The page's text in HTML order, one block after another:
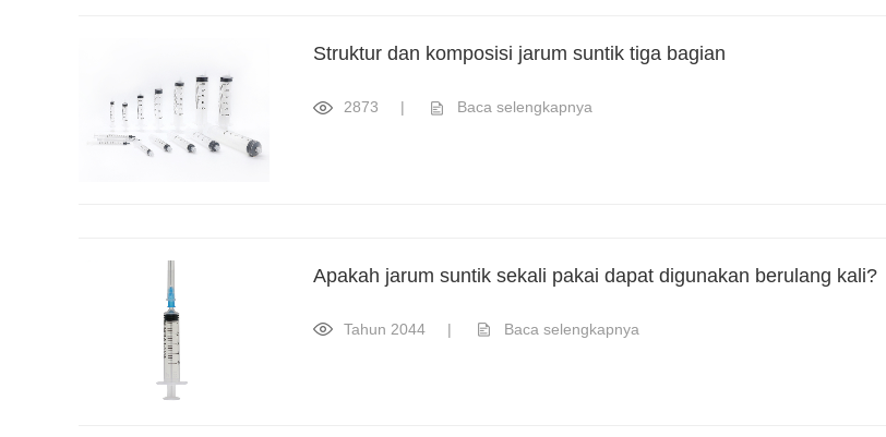
Struktur dan komposisi jarum suntik tiga bagian
2873 | Baca selengkapnya
Apakah jarum suntik sekali pakai dapat digunakan berulang kali?
Tahun 2044 | Baca selengkapnya